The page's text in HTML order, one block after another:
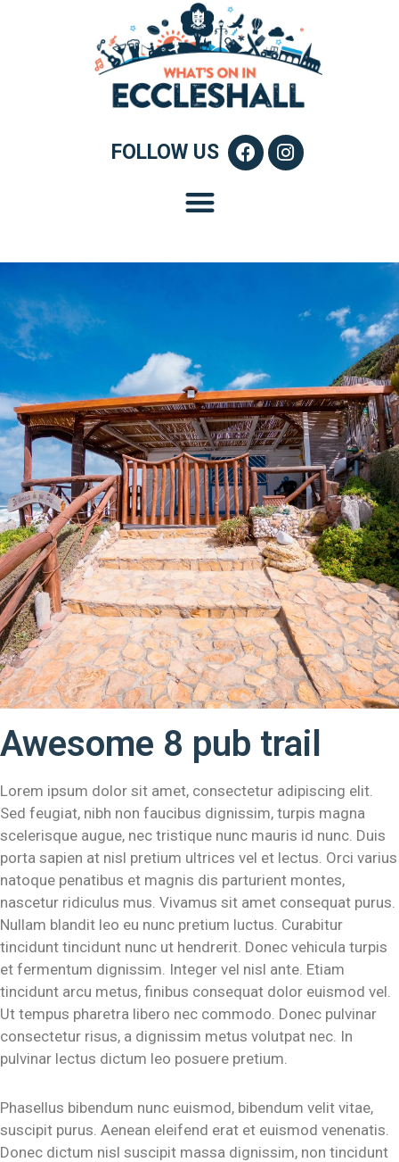
FOLLOW US
Awesome 8 pub trail
Lorem ipsum dolor sit amet, consectetur adipiscing elit.
Sed feugiat, nibh non faucibus dignissim, turpis magna
scelerisque augue, nec tristique nunc mauris id nunc. Duis
porta sapien at nisl pretium ultrices vel et lectus. Orci varius
natoque penatibus et magnis dis parturient montes,
nascetur ridiculus mus. Vivamus sit amet consequat purus.
Nullam blandit leo eu nunc pretium luctus. Curabitur
tincidunt tincidunt nunc ut hendrerit. Donec vehicula turpis
et fermentum dignissim. Integer vel nisl ante. Etiam
tincidunt arcu metus, finibus consequat dolor euismod vel.
Ut tempus pharetra libero nec commodo. Donec pulvinar
consectetur risus, a dignissim metus volutpat nec. In
pulvinar lectus dictum leo posuere pretium.
Phasellus bibendum nunc euismod, bibendum velit vitae,
suscipit purus. Aenean eleifend erat et euismod venenatis.
Donec dictum nisl suscipit massa dignissim, non tincidunt